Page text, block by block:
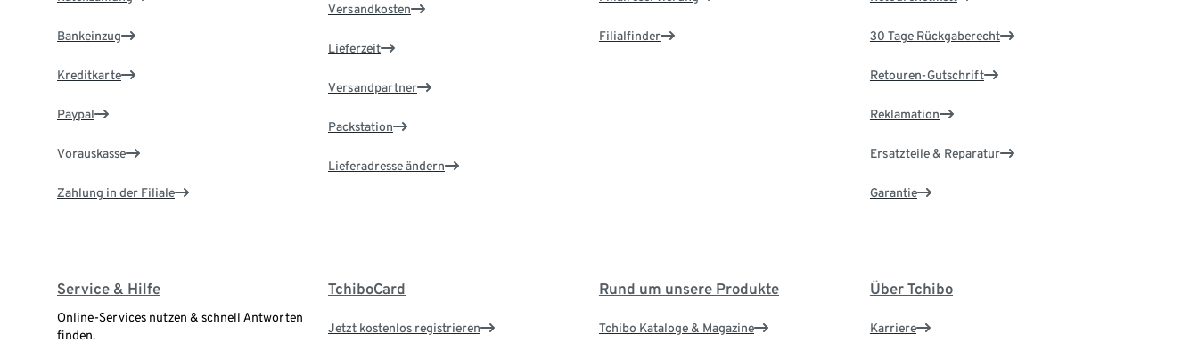
Bankeinzug
Kreditkarte
Paypal
Vorauskasse
Zahlung in der Filiale
Versandkosten
Lieferzeit
Versandpartner
Packstation
Lieferadresse ändern
Filialfinder 30 Tage Rückgaberecht
Retouren-Gutschrift
Reklamation
Ersatzteile & Reparatur
Garantie
Service & Hilfe
Online-Services nutzen & schnell Antworten
finden.
TchiboCard
Jetzt kostenlos registrieren
Rund um unsere Produkte
Tchibo Kataloge & Magazine
Über Tchibo
Karriere